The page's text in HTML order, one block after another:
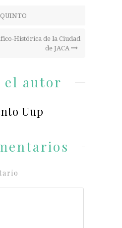
Histórica de la Ciudad
de JACA
el autor
Uup